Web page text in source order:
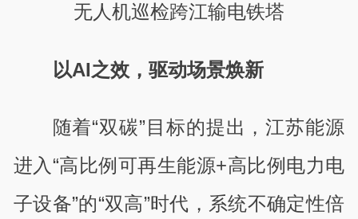
无人机巡检跨江输电铁塔
以AI之效，驱动场景焕新
随着“双碳”目标的提出，江苏能源
进入“高比例可再生能源+高比例电力电
子设备”的“双高”时代，系统不确定性倍